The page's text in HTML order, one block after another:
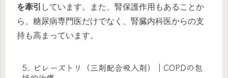
を牽引 しています。また、腎保護作用もあることか
ら、糖尿病専門医だけでなく、腎臓内科医からの支
持も高まっています。
5. ビレーズトリ（三剤配合吸入剤）｜COPDの包